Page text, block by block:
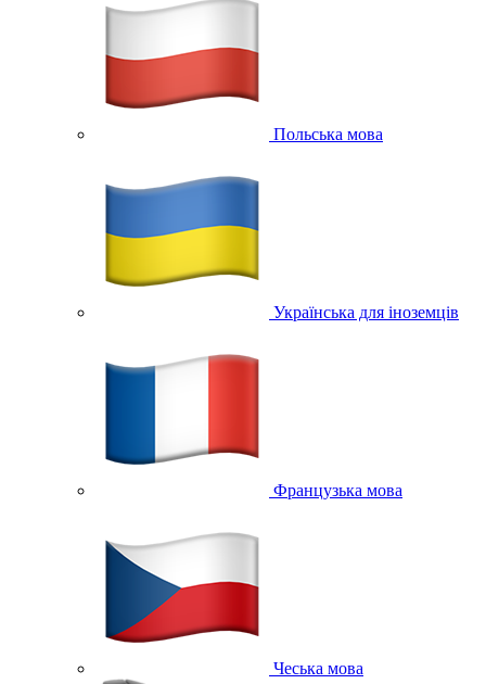
Польська мова
Українська для іноземців
Французька мова
Чеська мова